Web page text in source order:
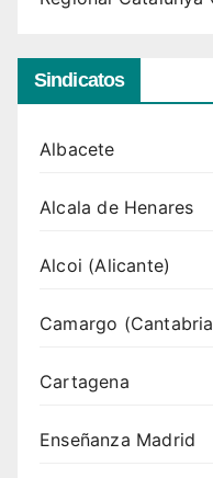
Sindicatos
Albacete
Alcala de Henares
Alcoi (Alicante)
Camargo
Cartagena
Enseñanza Madrid